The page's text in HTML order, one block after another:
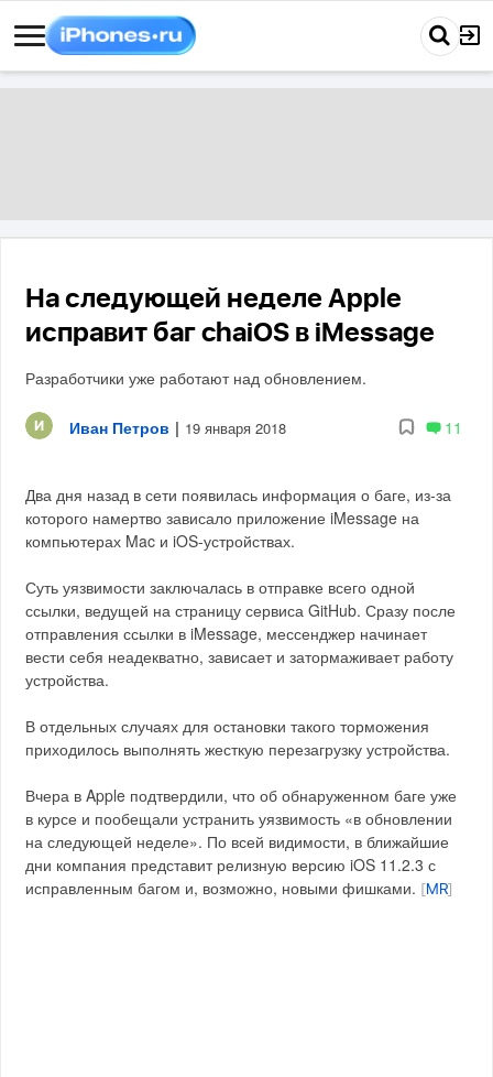
На следующей неделе Apple
исправит баг chaiOS в iMessage
Разработчики уже работают над обновлением.
Иван Петров | 19 января 2018 11
Два дня назад в сети появилась информация о баге, из-за
которого намертво зависало приложение iMessage на
компьютерах Mac и iOS-устройствах.
Суть уязвимости заключалась в отправке всего одной
ссылки, ведущей на страницу сервиса GitHub. Сразу после
отправления ссылки в iMessage, мессенджер начинает
вести себя неадекватно, зависает и затормаживает работу
устройства.
В отдельных случаях для остановки такого торможения
приходилось выполнять жесткую перезагрузку устройства.
Вчера в Apple подтвердили, что об обнаруженном баге уже
в курсе и пообещали устранить уязвимость «в обновлении
на следующей неделе». По всей видимости, в ближайшие
дни компания представит релизную версию iOS 11.2.3 с
исправленным багом и, возможно, новыми фишками.
MR